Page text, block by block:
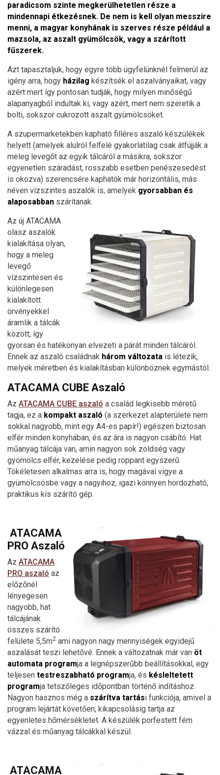
paradicsom szinte megkerülhetetlen része a
mindennapi étkezésnek. De nem is kell olyan messzire
menni, a magyar konyhának is szerves része például a
mazsola, az aszalt gyümölcsök, vagy a szárított
fűszerek.
Azt tapasztaljuk, hogy egyre több ügyfelünknél felmerül az
igény arra, hogy házilag készítsék el aszalványaikat, vagy
azért mert így pontosan tudják, hogy milyen minőségű
alapanyagból indultak ki, vagy azért, mert nem szeretik a
bolti, sokszor cukrozott aszalt gyümölcsöket.
A szupermarketekben kapható filléres aszaló készülékek
helyett (amelyek alulról felfelé gyakorlatilag csak átfújják a
meleg levegőt az egyik tálcáról a másikra, sokszor
egyenetlen száradást, rosszabb esetben penészesedést
is okozva) szerencsére kaphatók már horizontális, más
néven vízszintes aszalók is, amelyek gyorsabban és
alaposabban szárítanak.
Az új ATACAMA
olasz aszalók
kialakítása olyan,
hogy a meleg
levegő
vízszintesen és
különlegesen
kialakított
örvényekkel
áramlik a tálcák
között, így
gyorsan és hatékonyan elvezeti a párát minden tálcáról.
Ennek az aszaló családnak három változata is létezik,
melyek méretben és kialakításban különböznek egymástól.
ATACAMA CUBE Aszaló
Az ATACAMA CUBE aszaló a család legkisebb méretű
tagja, ez a kompakt aszaló (a szerkezet alapterülete nem
sokkal nagyobb, mint egy A4-es papír!) egészen biztosan
elfér minden konyhában, és az ára is nagyon csábító. Hat
műanyag tálcája van, amin nagyon sok zöldség vagy
gyömölcs elfér, kezelése pedig roppant egyszerű.
Tökéletesen alkalmas arra is, hogy magával vigye a
gyümölcsösbe vagy a nagyihoz, igazi könnyen hordozható,
praktikus kis szárító gép.
ATACAMA
PRO Aszaló
Az ATACAMA
PRO aszaló az
előzőnél
lényegesen
nagyobb, hat
tálcájának
összes szárító
felülete 5,5m2 ami nagyon nagy mennyiségek egyidejű
aszalását teszi lehetővé. Ennek a változatnak már van öt
automata programja a legnépszerűbb beállításokkal, egy
teljesen testreszabható programja, és késleltetett
programja tetszőleges időpontban történő indításhoz.
Nagyon hasznos még a szárítva tartási funkciója, amivel a
program lejártát követően, kikapcsolásig tartja az
egyenletes hőmérsékletet. A készülék porfestett fém
vázzal és műanyag tálcákkal készül.
ATACAMA